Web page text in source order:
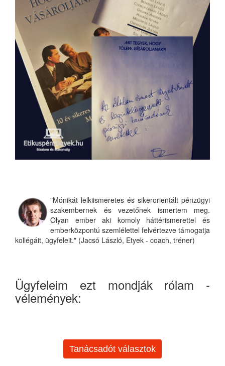
"Mónikát lelkiismeretes és sikerorientált pénzügyi
szakembernek és vezetőnek ismertem meg.
Olyan ember aki komoly háttérismerettel és
emberközpontú szemlélettel felvértezve támogatja
kollégáit, ügyfeleit." (Jacsó László, Etyek - coach, tréner)
Ügyfeleim ezt mondják rólam -
vélemények:
Tanácsadót választok